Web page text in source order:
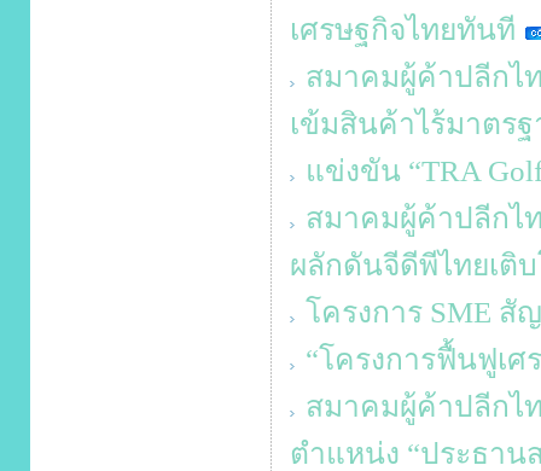
เศรษฐกิจไทยทันที
สมาคมผู้ค้าปลีกไ
เข้มสินค้าไร้มาตร
แข่งขัน “TRA Golf
สมาคมผู้ค้าปลีกไ
ผลักดันจีดีพีไทยเติ
โครงการ SME สั
“โครงการฟื้นฟูเศ
สมาคมผู้ค้าปลีกไ
ตำแหน่ง “ประธา